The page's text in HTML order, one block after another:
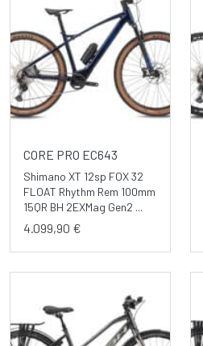
CORE PRO EC643
Shimano XT 12sp FOX 32
FLOAT Rhythm Rem 100mm
15QR BH 2EXMag Gen2 ...
4.099,90 €